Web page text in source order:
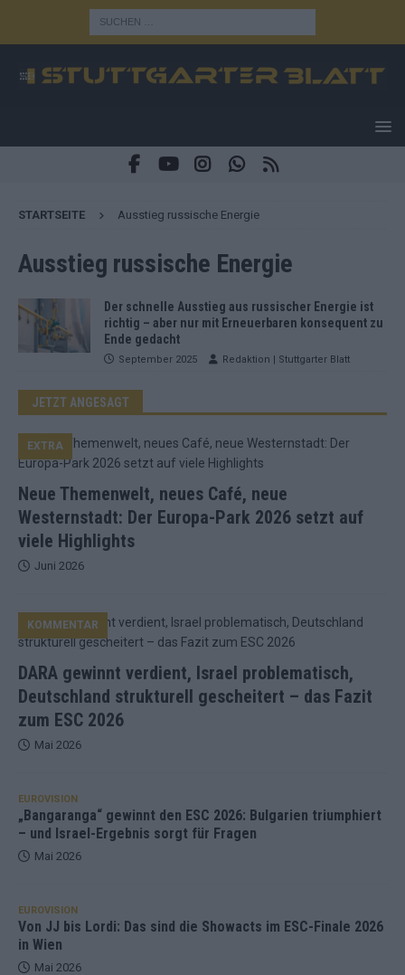
STARTSEITE Ausstieg russische Energie
Ausstieg russische Energie
Der schnelle Ausstieg aus russischer Energie ist
richtig – aber nur mit Erneuerbaren konsequent zu
Ende gedacht
September 2025 Redaktion | Stuttgarter Blatt
JETZT ANGESAGT
Neue Themenwelt, neues Café, neue
Westernstadt: Der Europa-Park 2026 setzt auf
viele Highlights
EXTRA
Juni 2026
DARA gewinnt verdient, Israel problematisch,
Deutschland strukturell gescheitert – das Fazit
zum ESC 2026
KOMMENTAR
Mai 2026
EUROVISION
„Bangaranga“ gewinnt den ESC 2026: Bulgarien triumphiert
– und Israel-Ergebnis sorgt für Fragen
Mai 2026
EUROVISION
Von JJ bis Lordi: Das sind die Showacts im ESC-Finale 2026
in Wien
Mai 2026